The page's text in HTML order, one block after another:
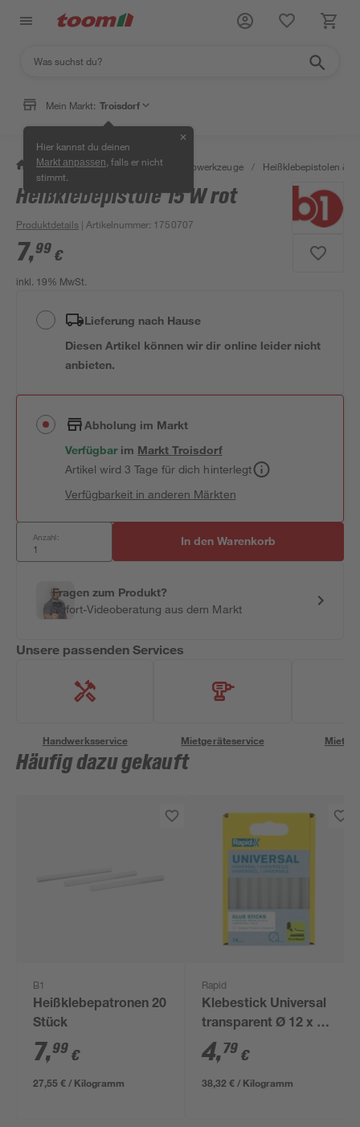
Mein Markt: Troisdorf
Hier kannst du deinen
Markt anpassen , falls er nicht
stimmt.
✕
/ Werkstatt & Maschinen / Elektrowerkzeuge / Heißklebepistolen &
Heißklebepistole 15 W rot
Produktdetails | Artikelnummer: 1750707
7,99 €
inkl. 19% MwSt.
Lieferung nach Hause
Diesen Artikel können wir dir online leider nicht
anbieten.
Abholung im Markt
Verfügbar im MarktTroisdorf
Artikel wird 3 Tage für dich hinterlegt
Verfügbarkeit in anderen Märkten
Anzahl: In den Warenkorb
Fragen zum Produkt?
Sofort-Videoberatung aus dem Markt
Unsere passenden Services
Handwerksservice Mietgeräteservice
Häufig dazu gekauft
B1
Heißklebepatronen 20
Stück
7,99 €
27,55 € / Kilogramm
Rapid
Klebestick Universal
transparent Ø 12 x 94
mm 14 Stück
4,79 €
38,32 € / Kilogramm